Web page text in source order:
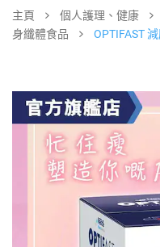
主頁 個人護理、健康
身纖體食品
OPTIFAST